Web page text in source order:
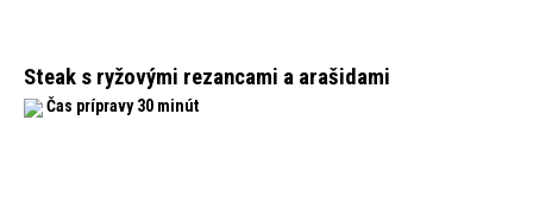
Steak s ryžovými rezancami a arašidami
Čas prípravy 30 minút